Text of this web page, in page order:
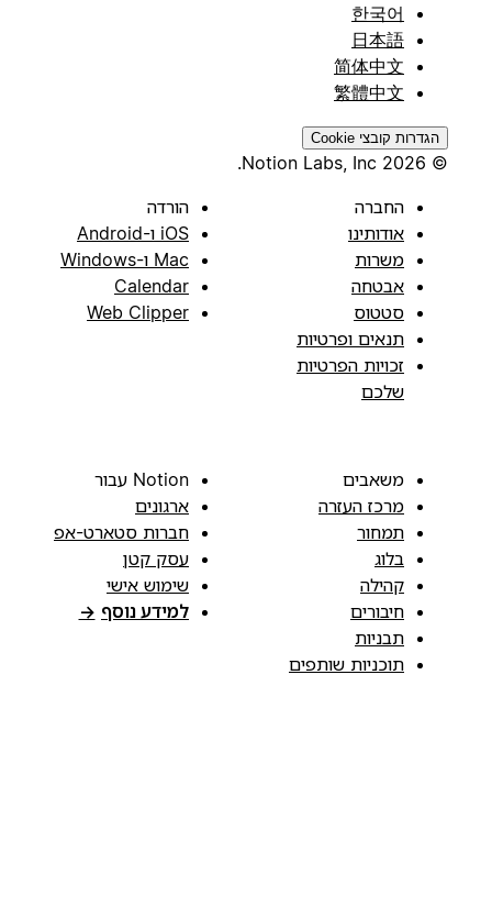
한국어
日本語
简体中文
繁體中文
הגדרות קובצי Cookie
החברה
אודותינו
משרות
אבטחה
סטטוס
תנאים ופרטיות
זכויות הפרטיות
שלכם
הורדה
iOS ו-Android
Mac ו-Windows
Calendar
Web Clipper
משאבים
מרכז העזרה
תמחור
בלוג
קהילה
חיבורים
תבניות
תוכניות שותפים
Notion עבור
ארגונים
חברות סטארט-אפ
עסק קטן
שימוש אישי
למידע נוסף →